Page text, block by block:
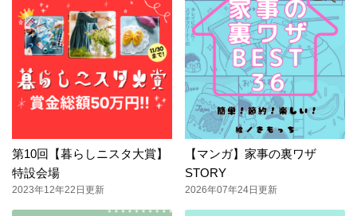
第10回【暮らしニスタ大賞】
特設会場
2023年12年22日更新
【マンガ】家事の裏ワザ
STORY
2026年07年24日更新